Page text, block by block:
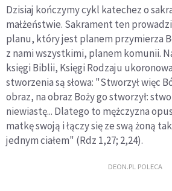
Dzisiaj kończymy cykl katechez o
małżeństwie. Sakrament ten
planu, który jest planem przymierza
z nami wszystkimi, planem komunii.
księgi Biblii, Księgi Rodzaju
stworzenia są słowa: "Stworzył więc
obraz, na obraz Boży go stworzył:
niewiastę... Dlatego to mężczyzna
matkę swoją i łączy się ze swą żoną
jednym ciałem" (Rdz 1,27; 2,24).
DEON.PL POLECA